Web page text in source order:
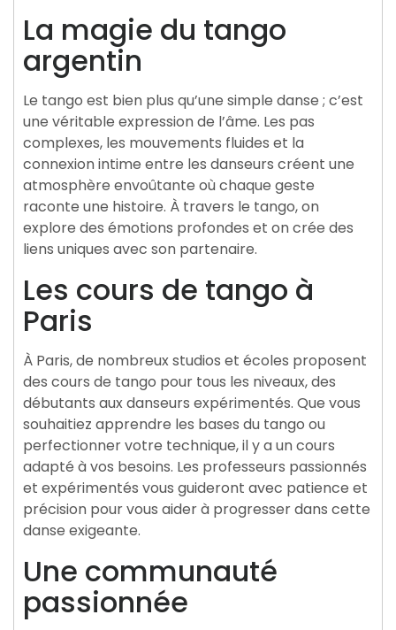
La magie du tango
argentin
Le tango est bien plus qu’une simple danse ; c’est
une véritable expression de l’âme. Les pas
complexes, les mouvements fluides et la
connexion intime entre les danseurs créent une
atmosphère envoûtante où chaque geste
raconte une histoire. À travers le tango, on
explore des émotions profondes et on crée des
liens uniques avec son partenaire.
Les cours de tango à
Paris
À Paris, de nombreux studios et écoles proposent
des cours de tango pour tous les niveaux, des
débutants aux danseurs expérimentés. Que vous
souhaitiez apprendre les bases du tango ou
perfectionner votre technique, il y a un cours
adapté à vos besoins. Les professeurs passionnés
et expérimentés vous guideront avec patience et
précision pour vous aider à progresser dans cette
danse exigeante.
Une communauté
passionnée